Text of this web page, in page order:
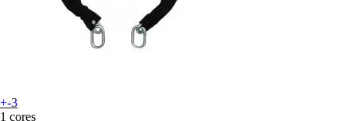
+-3
1 cores